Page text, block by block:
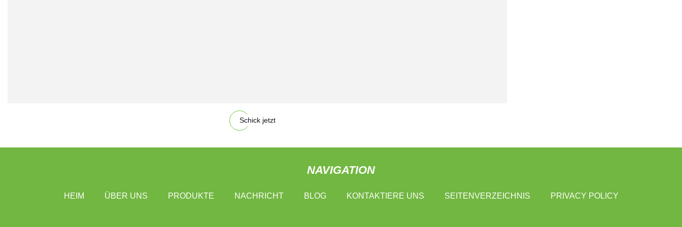
Schick jetzt
NAVIGATION
HEIM ÜBER UNS PRODUKTE NACHRICHT BLOG KONTAKTIERE UNS SEITENVERZEICHNIS PRIVACY POLICY